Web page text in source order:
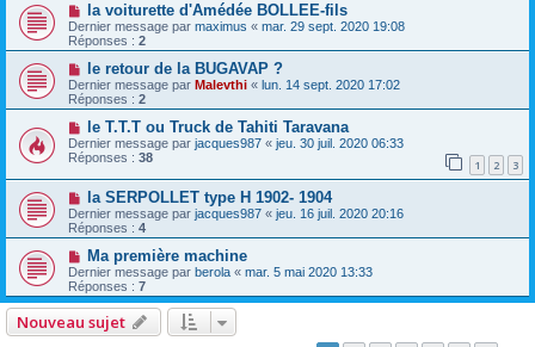
la voiturette d'Amédée BOLLEE-fils
Dernier message par maximus « mar. 29 sept. 2020 19:08
Réponses : 2
le retour de la BUGAVAP ?
Dernier message par Malevthi « lun. 14 sept. 2020 17:02
Réponses : 2
le T.T.T ou Truck de Tahiti Taravana
Dernier message par jacques987 « jeu. 30 juil. 2020 06:33
Réponses : 38 1 2 3
la SERPOLLET type H 1902- 1904
Dernier message par jacques987 « jeu. 16 juil. 2020 20:16
Réponses : 4
Ma première machine
Dernier message par berola « mar. 5 mai 2020 13:33
Réponses : 7
Nouveau sujet